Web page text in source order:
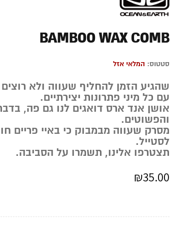
BAMBOO WAX COMB
סטטוס: המלאי אזל
שהגיע הזמן להחליף שעווה ולא
עם כל מיני פתרונות יצירתיים.
אושן אנד ארס דואגים לנו גם פה,
והפשוטים.
מסרק שעווה מבמבוק כי באיי פריים
לסטייל.
תצטרפו אלינו, תשמרו על הסביבה.
₪35.00